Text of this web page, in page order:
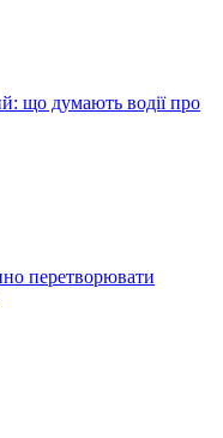
що думають водії про
перетворювати